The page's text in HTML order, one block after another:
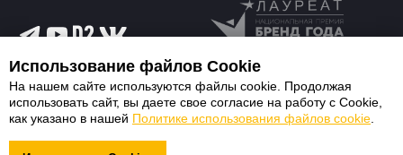
Использование файлов Cookie
На нашем сайте используются файлы cookie. Продолжая
использовать сайт, вы даете свое согласие на работу с Cookie,
как указано в нашей Политике использования файлов cookie.